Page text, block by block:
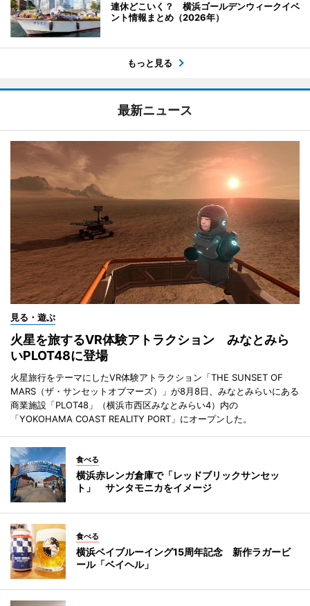
連休どこいく？ 横浜ゴールデンウィークイベ
ント情報まとめ（2026年）
もっと見る
最新ニュース
見る・遊ぶ
火星を旅するVR体験アトラクション みなとみら
いPLOT48に登場
火星旅行をテーマにしたVR体験アトラクション「THE SUNSET OF
MARS（ザ・サンセットオブマーズ）」が8月8日、みなとみらいにある
商業施設「PLOT48」（横浜市西区みなとみらい4）内の
「YOKOHAMA COAST REALITY PORT」にオープンした。
食べる
横浜赤レンガ倉庫で「レッドブリックサンセッ
ト」 サンタモニカをイメージ
食べる
横浜ベイブルーイング15周年記念 新作ラガービ
ール「ベイヘル」